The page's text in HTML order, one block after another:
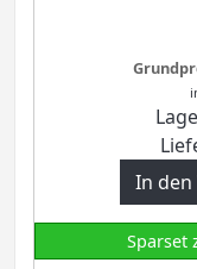
In
Sparset